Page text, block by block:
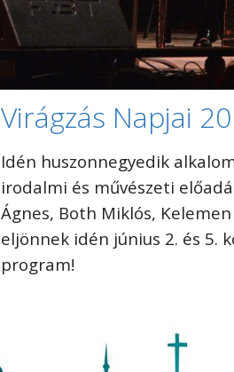
Virágzás Napjai
Idén huszonnegyedik
irodalmi és művészeti
Ágnes, Both Miklós,
eljönnek idén június 2. és 5.
program!